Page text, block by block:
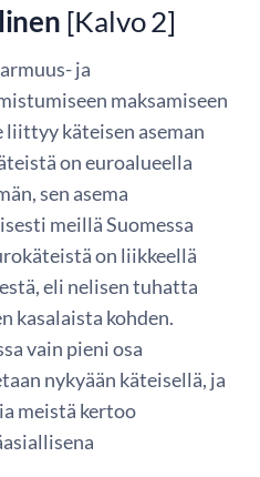
[Kalvo 2]
ja
maksamiseen
käteisen aseman
on euroalueella
sen asema
meillä Suomessa
on liikkeellä
eli nelisen tuhatta
kasalaista kohden.
vain pieni osa
nykyään käteisellä, ja
meistä kertoo